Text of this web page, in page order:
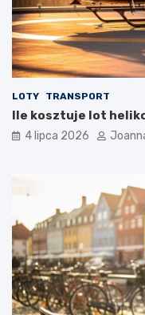
LOTY TRANSPORT
Ile kosztuje lot
4 lipca 2026